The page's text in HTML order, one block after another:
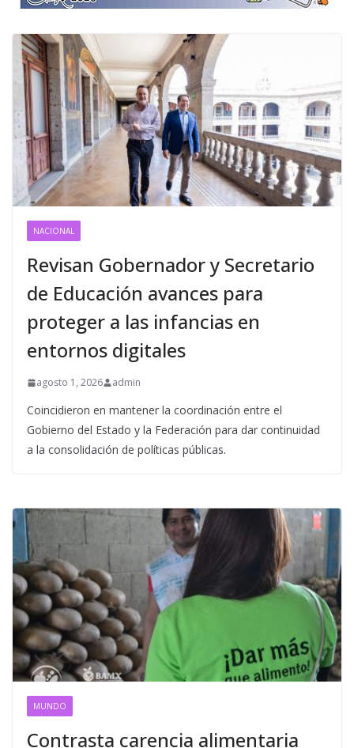
NACIONAL
Revisan Gobernador y Secretario
de Educación avances para
proteger a las infancias en
entornos digitales
agosto 1, 2026 admin
Coincidieron en mantener la coordinación entre el
Gobierno del Estado y la Federación para dar continuidad
a la consolidación de políticas públicas.
MUNDO
Contrasta carencia alimentaria